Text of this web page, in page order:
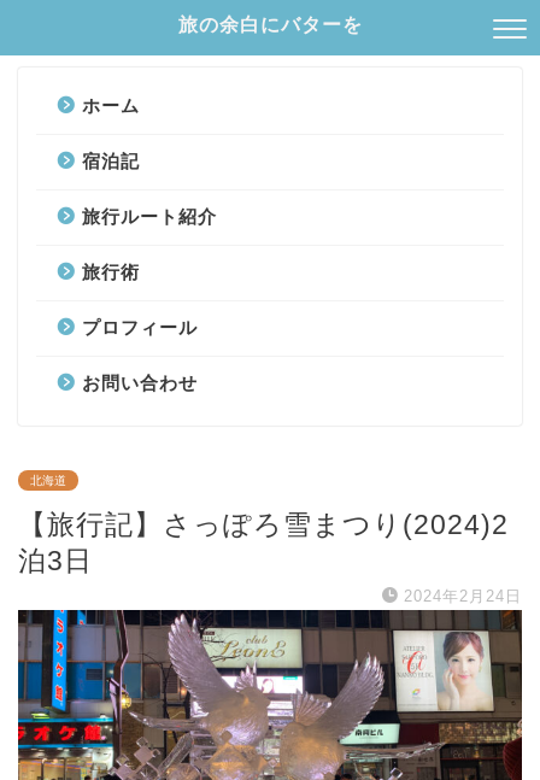
旅の余白にバターを
ホーム
宿泊記
旅行ルート紹介
旅行術
プロフィール
お問い合わせ
北海道
【旅行記】さっぽろ雪まつり(2024)2
泊3日
2024年2月24日